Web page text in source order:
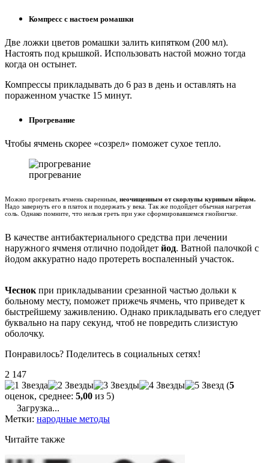
Компресс с настоем ромашки
Две ложки цветов ромашки залить кипятком (200 мл).
Настоять под крышкой. Использовать настой можно тогда
когда он остынет.
Компрессы прикладывать до 6 раз в день и оставлять на
пораженном участке 15 минут.
Прогревание
Чтобы ячмень скорее «созрел» поможет сухое тепло.
прогревание
Можно прогревать ячмень сваренным, неочищенным от скорлупы куриным яйцом.
Надо завернуть его в платок и подержать у века. Так же подойдет обычная нагретая
соль. Однако помните, что нельзя греть при уже сформировавшемся гнойничке.
В качестве антибактериального средства при лечении
наружного ячменя отлично подойдет йод. Ватной палочкой с
йодом аккуратно надо протереть воспаленный участок.
Чеснок при прикладывании срезанной частью дольки к
больному месту, поможет прижечь ячмень, что приведет к
быстрейшему заживлению. Однако прикладывать его следует
буквально на пару секунд, чтоб не повредить слизистую
оболочку.
Понравилось? Поделитесь в социальных сетях!
2 147
(5
оценок, среднее: 5,00 из 5)
Загрузка...
Метки: народные методы
Читайте также